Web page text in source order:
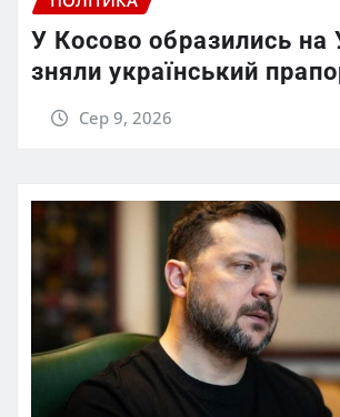
У Косово образились на
зняли український
Сер 9, 2026